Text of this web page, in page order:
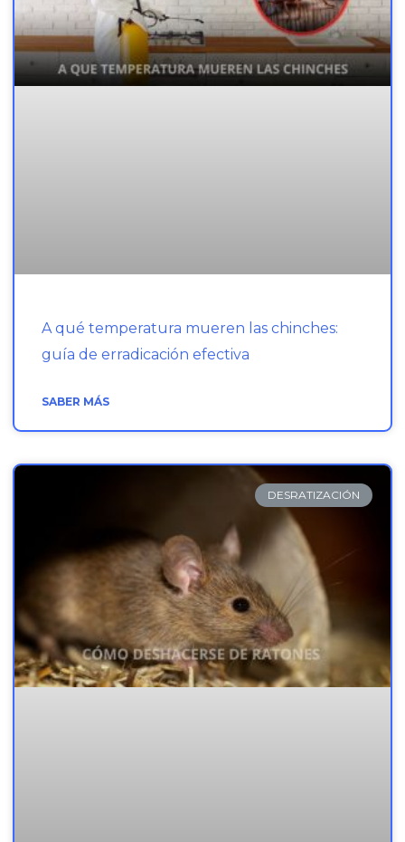
A qué temperatura mueren las chinches:
guía de erradicación efectiva
SABER MÁS
DESRATIZACIÓN